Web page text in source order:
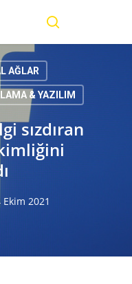
AĞLAR
& YAZILIM
sızdıran
Ekim 2021